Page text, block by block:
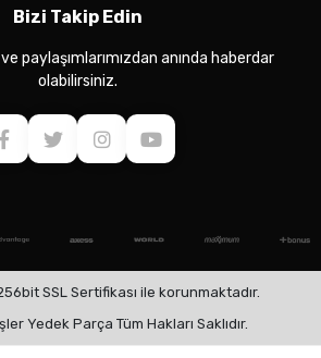
Bizi Takip Edin
paylaşımlarımızdan anında haberdar
olabilirsiniz.
SSL Sertifikası ile korunmaktadır.
Yedek Parça Tüm Hakları Saklıdır.